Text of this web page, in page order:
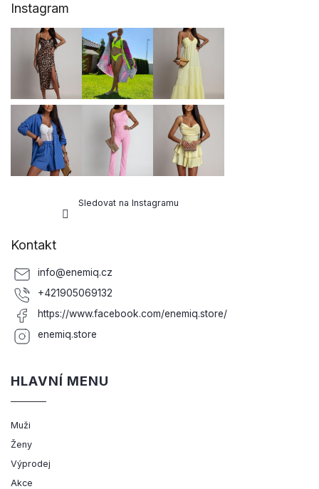
Instagram
Sledovat na Instagramu
Kontakt
info@enemiq.cz
+421905069132
https://www.facebook.com/enemiq.store/
enemiq.store
HLAVNÍ MENU
Muži
Ženy
Výprodej
Akce